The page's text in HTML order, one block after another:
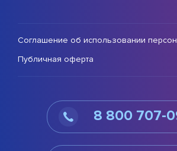
Соглашение об использовании
Публичная оферта
8 800 707-